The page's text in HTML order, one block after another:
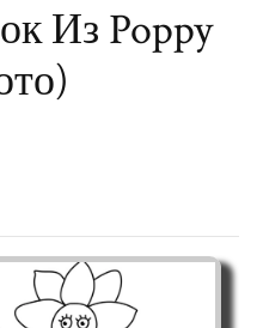
Из Poppy